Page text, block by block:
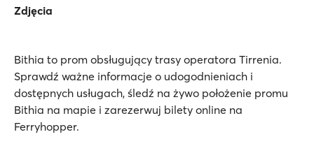
Zdjęcia
Bithia to prom obsługujący trasy operatora Tirrenia.
Sprawdź ważne informacje o udogodnieniach i
dostępnych usługach, śledź na żywo położenie promu
Bithia na mapie i zarezerwuj bilety online na
Ferryhopper.